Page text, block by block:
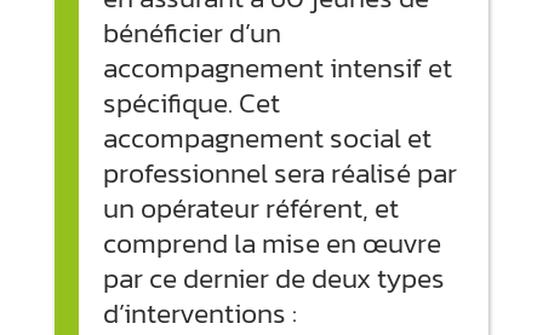
bénéficier d’un
accompagnement intensif et
spécifique. Cet
accompagnement social et
professionnel sera réalisé par
un opérateur référent, et
comprend la mise en œuvre
par ce dernier de deux types
d’interventions :